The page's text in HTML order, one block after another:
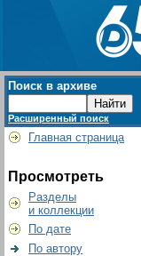
Поиск в архиве
Расширенный поиск
Главная страница
Просмотреть
Разделы
и коллекции
По дате
По автору